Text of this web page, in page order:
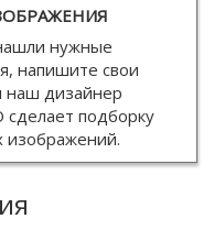
нужные
напишите свои
наш дизайнер
сделает подборку